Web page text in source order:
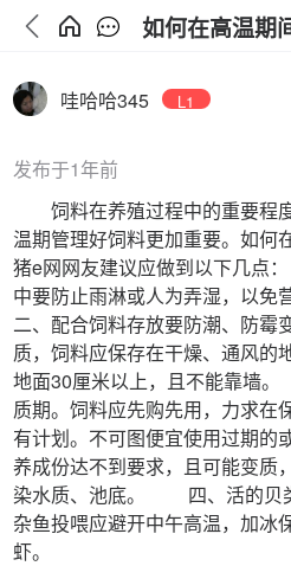
哇哈哈345 L1
发布于1年前
饲料在养殖过程中的重要程
温期管理好饲料更加重要。如何
猪e网网友建议应做到以下几
中要防止雨淋或人为弄湿，以
二、配合饲料存放要防潮、防霉
质，饲料应保存在干燥、通风的
地面30厘米以上，且不能靠
质期。饲料应先购先用，力求在
有计划。不可图便宜使用过期的
养成份达不到要求，且可能变质
染水质、池底。 四、活的
杂鱼投喂应避开中午高温，加冰
虾。